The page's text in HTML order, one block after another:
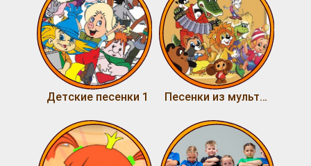
Детские песенки 1 Песенки из мультфильмов